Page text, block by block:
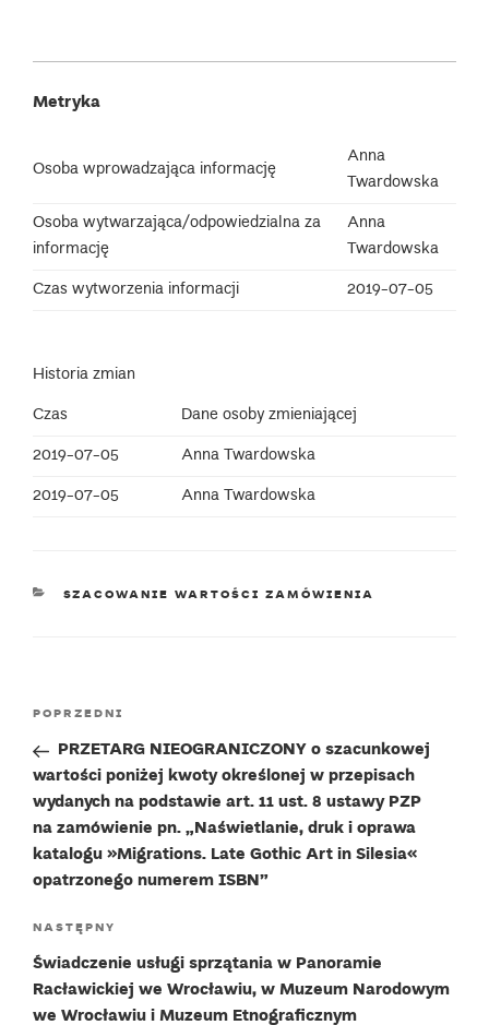
Metryka
Osoba wprowadzająca informację
Anna
Twardowska
Osoba wytwarzająca/odpowiedzialna za
informację
Anna
Twardowska
Czas wytworzenia informacji
2019-07-05
Historia zmian
Czas
Dane osoby zmieniającej
2019-07-05
Anna Twardowska
2019-07-05
Anna Twardowska
KATEGORIE
SZACOWANIE WARTOŚCI ZAMÓWIENIA
Nawigacja
Poprzedni
wpis
POPRZEDNI
PRZETARG NIEOGRANICZONY o szacunkowej
wartości poniżej kwoty określonej w przepisach
wydanych na podstawie art. 11 ust. 8 ustawy PZP
na zamówienie pn. „Naświetlanie, druk i oprawa
katalogu »Migrations. Late Gothic Art in Silesia«
opatrzonego numerem ISBN”
Następny
wpis
NASTĘPNY
Świadczenie usługi sprzątania w Panoramie
Racławickiej we Wrocławiu, w Muzeum Narodowym
we Wrocławiu i Muzeum Etnograficznym